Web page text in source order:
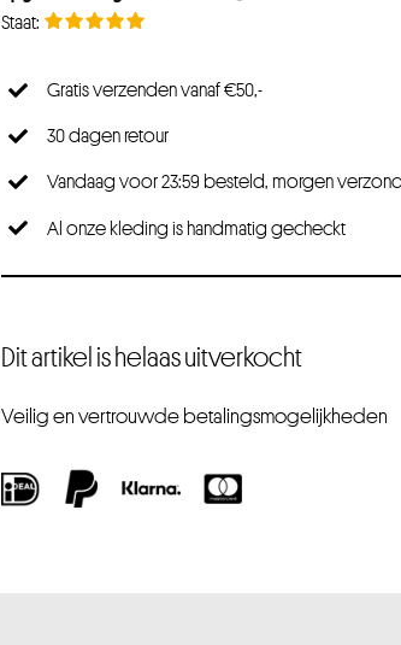
Gratis verzenden vanaf €50,-
30 dagen retour
Vandaag voor 23:59 besteld, morgen
Al onze kleding is handmatig gecheckt
Dit artikel is helaas uitverkocht
Veilig en vertrouwde betalingsmogelijkheden